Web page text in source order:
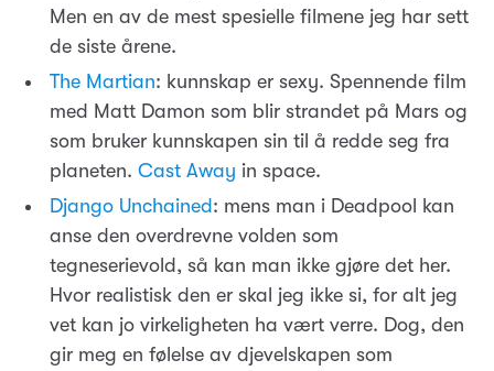
Men en av de mest spesielle filmene jeg har sett
de siste årene.
The Martian: kunnskap er sexy. Spennende film
med Matt Damon som blir strandet på Mars og
som bruker kunnskapen sin til å redde seg fra
planeten. Cast Away in space.
Django Unchained : mens man i Deadpool kan
anse den overdrevne volden som
tegneserievold, så kan man ikke gjøre det her.
Hvor realistisk den er skal jeg ikke si, for alt jeg
vet kan jo virkeligheten ha vært verre. Dog, den
gir meg en følelse av djevelskapen som